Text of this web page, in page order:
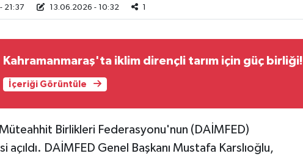
21:37 13.06.2026 - 10:32 1
Kahramanmaraş'ta iklim dirençli tarım için güç birliği!
İçeriği Görüntüle
Birlikleri Federasyonu'nun (DAİMFED)
açıldı. DAİMFED Genel Başkanı Mustafa Karslıoğlu,